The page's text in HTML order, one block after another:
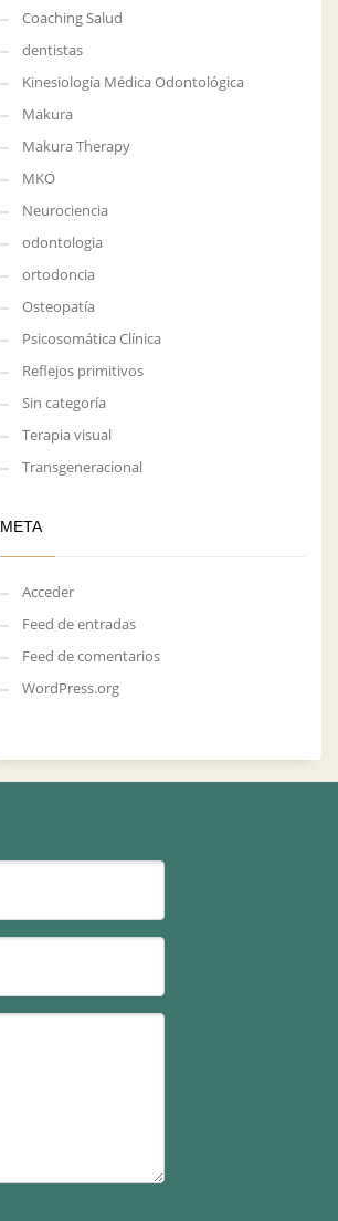
Coaching Salud
dentistas
Kinesiología Médica Odontológica
Makura
Makura Therapy
MKO
Neurociencia
odontologia
ortodoncia
Osteopatía
Psicosomática Clínica
Reflejos primitivos
Sin categoría
Terapia visual
Transgeneracional
META
Acceder
Feed de entradas
Feed de comentarios
WordPress.org